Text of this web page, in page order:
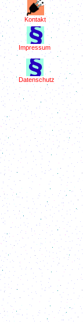
Kontakt
Impressum
Datenschutz